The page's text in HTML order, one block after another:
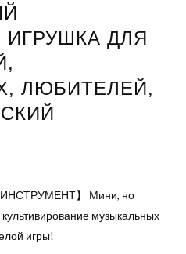
ИГРУШКА ДЛЯ
ЛЮБИТЕЛЕЙ,
】 Мини, но
музыкальных
игры!